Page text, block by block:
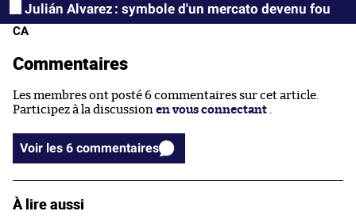
Julián Alvarez : symbole d'un mercato devenu fou
CA
Commentaires
Les membres ont posté 6 commentaires sur cet article.
Participez à la discussion en vous connectant .
Voir les 6 commentaires
À lire aussi